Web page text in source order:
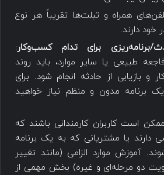
همراه و تبلت‌ها تقریباً هر نوع
خود دارند.
برنامه‌ریزی برای تدام کسب‌وکار:
طبیعی یا سایر موارد، باید روند
و بازیابی از حادثه انجام شود. برای
یک برنامه مدون و منظم نیاز خواهید
است کاربران کارمندانی باشند که
دارند یا مشتریانی که به یک برنامه
آموزش موارد الزامی (مانند تغییر
هویت دو مرحله‌ای و غیره) بخش مهمی از